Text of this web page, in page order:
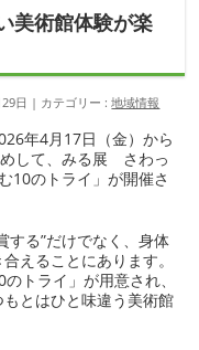
美術館体験が楽
日 カテゴリー :地域情報
年4月17日（金）から
して、みる展 さわっ
10のトライ」が開催さ
する”だけでなく、身体
えることにあります。
トライ」が用意され、
とはひと味違う美術館